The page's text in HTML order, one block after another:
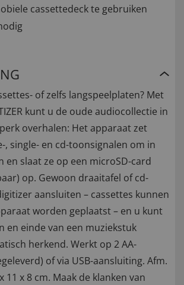
cassettedeck te gebruiken
of zelfs langspeelplaten? Met
kunt u de oude audiocollectie in
overhalen: Het apparaat zet
, single- en cd-toonsignalen om in
en slaat ze op een microSD-card
op. Gewoon draaitafel of cd-
aansluiten – cassettes kunnen
worden geplaatst – en u kunt
en einde van een muziekstuk
herkend. Werkt op 2 AA-
of via USB-aansluiting. Afm.
11 x 8 cm. Maak de klanken van